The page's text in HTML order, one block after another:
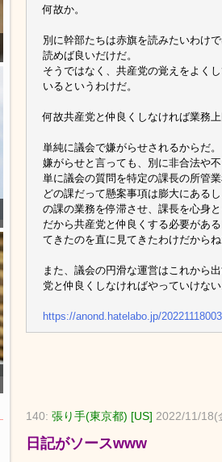
何故か。
別に幹部たちは赤旗を読みたいわけ
読めば良いだけだ。
そうではなく、共産党の覚えをよく
いるというわけだ。
何故共産党と仲良くしなければ業務
単純に議会で嫌がらせされるからだ。
嫌がらせと言っても、別に非合法や不
単に議会の質問を特定の課長の所管
どの課だって懸案事項は膨大にある
の課の業務を停滞させ、課長を心身と
だから共産党と仲良くする必要があ
てきたのを直に見てきたわけだからね
また、議会の円滑な運営はこれから
党と仲良くしなければやっていけない
https://anond.hatelabo.jp/
140: 張り手(東京都) [US] 2022/11/18(
日記がソースwww